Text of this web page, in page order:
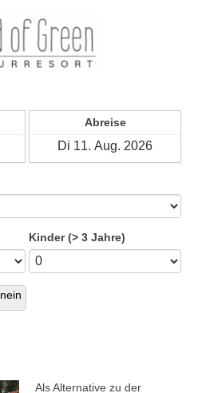
Abreise
Kinder (> 3 Jahre)
nein
Als Alternative zu der